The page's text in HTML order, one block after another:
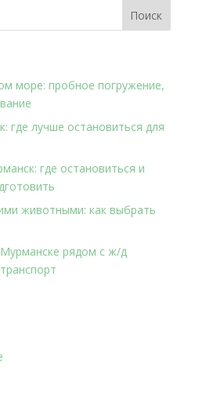
море: пробное погружение,
где лучше остановиться для
где остановиться и
животными: как выбрать
рядом с ж/д